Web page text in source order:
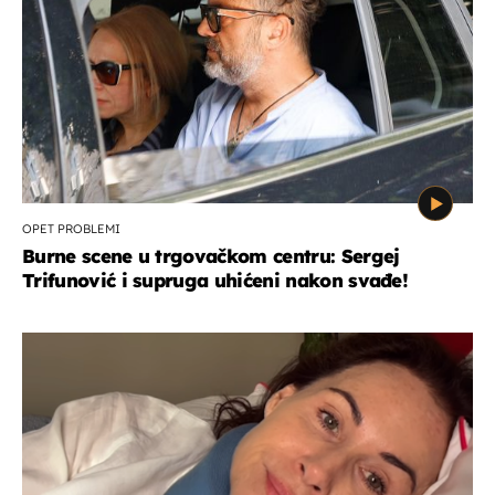
OPET PROBLEMI
Burne scene u trgovačkom centru: Sergej
Trifunović i supruga uhićeni nakon svađe!